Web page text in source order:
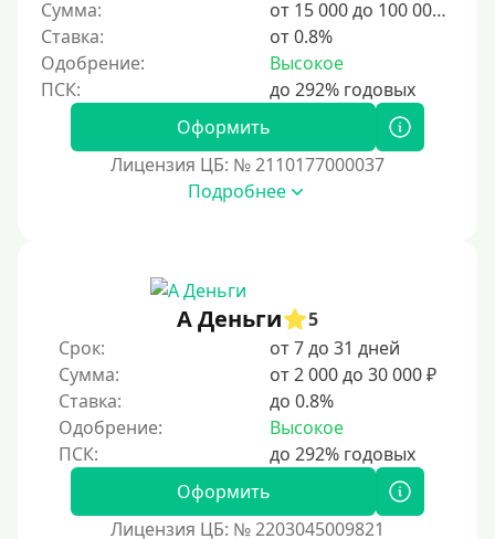
Сумма:
от 15 000 до 100 000 ₽
Ставка:
от 0.8%
Одобрение:
Высокое
Оформить
Лицензия ЦБ: № 2110177000037
Подробнее
А Деньги
5
Срок:
от 7 до 31 дней
Сумма:
от 2 000 до 30 000 ₽
Ставка:
до 0.8%
Одобрение:
Высокое
Оформить
Лицензия ЦБ: № 2203045009821